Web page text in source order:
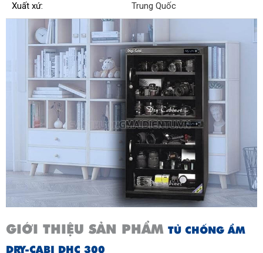
Xuất xứ: Trung Quốc
GIỚI THIỆU SẢN PHẨM TỦ CHỐNG ẨM
DRY-CABI DHC 300